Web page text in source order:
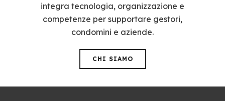
integra tecnologia, organizzazione e
competenze per supportare gestori,
condomini e aziende.
CHI SIAMO